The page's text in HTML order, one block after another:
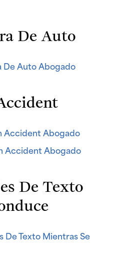
De Auto
De Auto Abogado
Accident Abogado
Accident Abogado
De Texto
De Texto Mientras Se